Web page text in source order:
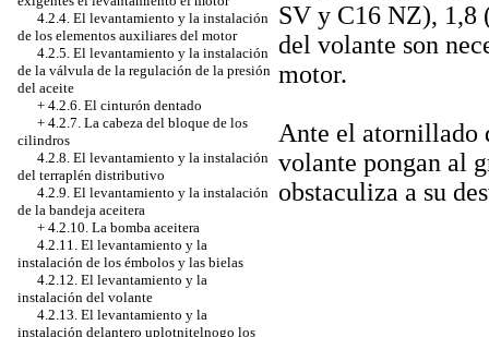
4.2.4. El levantamiento y la instalación
de los elementos auxiliares del motor
4.2.5. El levantamiento y la instalación
de la válvula de la regulación de la presión
del aceite
+ 4.2.6. El cinturón dentado
+ 4.2.7. La cabeza del bloque de los
cilindros
4.2.8. El levantamiento y la instalación
del terraplén distributivo
4.2.9. El levantamiento y la instalación
de la bandeja aceitera
+ 4.2.10. La bomba aceitera
4.2.11. El levantamiento y la
instalación de los émbolos y las bielas
4.2.12. El levantamiento y la
instalación del volante
4.2.13. El levantamiento y la
instalación delantero uplotnitelnogo los
SV y С16 NZ), 1,8
del volante son
motor.
Ante el atornillado
volante pongan al
obstaculiza a su